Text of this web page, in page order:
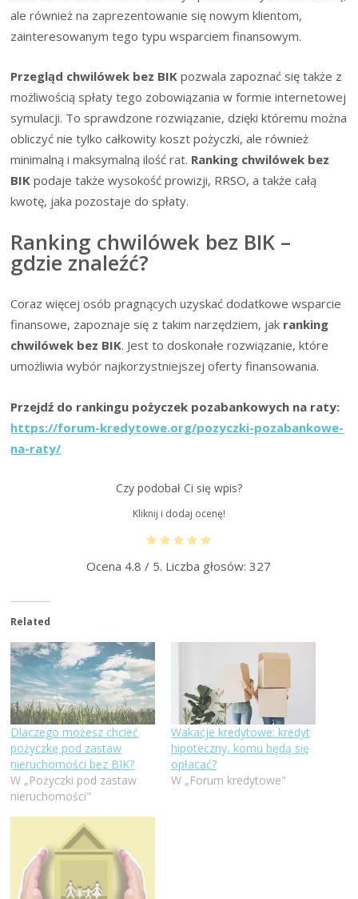
ale również na zaprezentowanie się nowym klientom,
zainteresowanym tego typu wsparciem finansowym.
Przegląd chwilówek bez BIK pozwala zapoznać się także z
możliwością spłaty tego zobowiązania w formie internetowej
symulacji. To sprawdzone rozwiązanie, dzięki któremu można
obliczyć nie tylko całkowity koszt pożyczki, ale również
minimalną i maksymalną ilość rat. Ranking chwilówek bez
BIK podaje także wysokość prowizji, RRSO, a także całą
kwotę, jaka pozostaje do spłaty.
Ranking chwilówek bez BIK –
gdzie znaleźć?
Coraz więcej osób pragnących uzyskać dodatkowe wsparcie
finansowe, zapoznaje się z takim narzędziem, jak ranking
chwilówek bez BIK. Jest to doskonałe rozwiązanie, które
umożliwia wybór najkorzystniejszej oferty finansowania.
Przejdź do rankingu pożyczek pozabankowych na raty:
https://forum-kredytowe.org/pozyczki-pozabankowe-
na-raty/
Czy podobał Ci się wpis?
Kliknij i dodaj ocenę!
Ocena 4.8 / 5. Liczba głosów:327
Related
Dlaczego możesz chcieć
pożyczkę pod zastaw
nieruchomości bez BIK?
W „Pożyczki pod zastaw
nieruchomości"
Wakacje kredytowe: kredyt
hipoteczny, komu będą się
opłacać?
W „Forum kredytowe"